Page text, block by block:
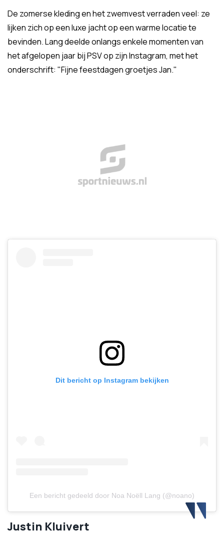
De zomerse kleding en het zwemvest verraden veel: ze
lijken zich op een luxe jacht op een warme locatie te
bevinden. Lang deelde onlangs enkele momenten van
het afgelopen jaar bij PSV op zijn Instagram, met het
onderschrift: "Fijne feestdagen groetjes Jan."
Dit bericht op Instagram bekijken
Een bericht gedeeld door Noa Noëll Lang (@noano)
Justin Kluivert